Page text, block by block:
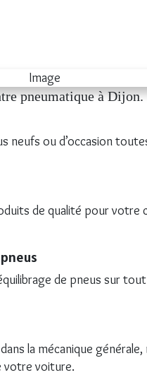
pneumatique à Dijon.
neufs ou d’occasion
de qualité pour
de pneus sur
la mécanique
votre voiture.